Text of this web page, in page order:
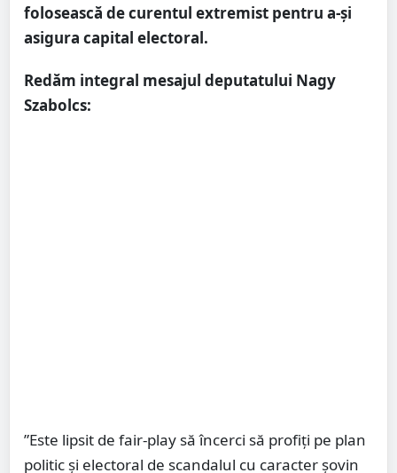
folosească de curentul extremist pentru a-și
asigura capital electoral.
Redăm integral mesajul deputatului Nagy
Szabolcs:
”Este lipsit de fair-play să încerci să profiţi pe plan
politic şi electoral de scandalul cu caracter şovin